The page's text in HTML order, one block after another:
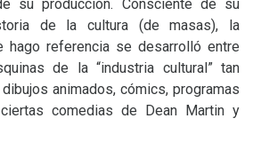
su producción. Consciente de su
de la cultura (de masas), la
hago referencia se desarrolló entre
de la “industria cultural” tan
animados, cómics, programas
comedias de Dean Martin y